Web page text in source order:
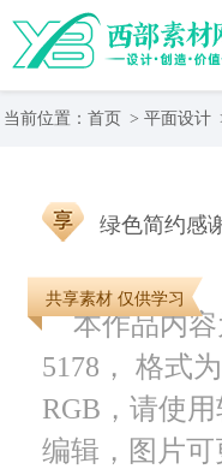
当前位置： 首页 > 平面设计
绿色简约感
共享素材 仅供学习
本作品内
5178， 格式
RGB，请使
编辑，图片